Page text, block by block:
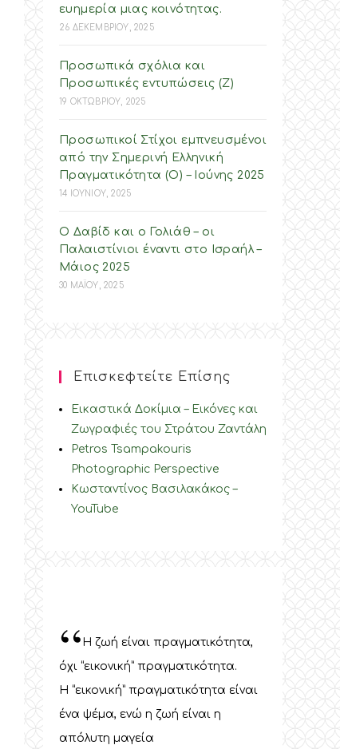
ευημερία μιας κοινότητας.
26 ΔΕΚΕΜΒΡΙΟΥ, 2025
Προσωπικά σχόλια και
Προσωπικές εντυπώσεις (Ζ)
19 ΟΚΤΩΒΡΙΟΥ, 2025
Προσωπικοί Στίχοι εμπνευσμένοι
από την Σημερινή Ελληνική
Πραγματικότητα (O) – Ιούνης 2025
14 ΙΟΥΝΙΟΥ, 2025
Ο Δαβίδ και ο Γολιάθ – οι
Παλαιστίνιοι έναντι στο Ισραήλ –
Mάιος 2025
30 ΜΑΪΟΥ, 2025
Επισκεφτείτε Επίσης
Εικαστικά Δοκίμια – Εικόνες και
Ζωγραφιές του Στράτου Ζαντάλη
Petros Tsampakouris
Photographic Perspective
Κωσταντίνος Βασιλακάκος –
YouTube
“Η ζωή είναι πραγματικότητα,
όχι “εικονική” πραγματικότητα.
Η “εικονική” πραγματικότητα είναι
ένα ψέμα, ενώ η ζωή είναι η
απόλυτη μαγεία